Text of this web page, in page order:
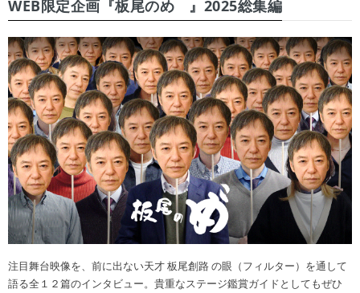
WEB限定企画『板尾のめ゙』2025総集編
注目舞台映像を、前に出ない天才 板尾創路 の眼（フィルター）を通して
語る全１２篇のインタビュー。貴重なステージ鑑賞ガイドとしてもぜひ